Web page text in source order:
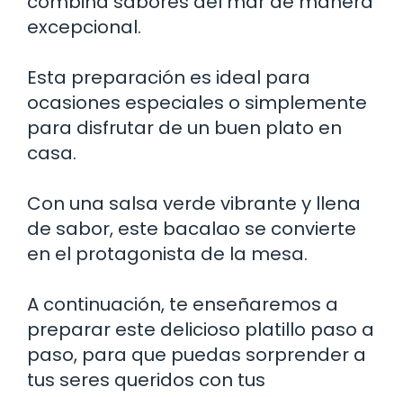
excepcional.
Esta preparación es ideal para
ocasiones especiales o simplemente
para disfrutar de un buen plato en
casa.
Con una salsa verde vibrante y llena
de sabor, este bacalao se convierte
en el protagonista de la mesa.
A continuación, te enseñaremos a
preparar este delicioso platillo paso a
paso, para que puedas sorprender a
tus seres queridos con tus